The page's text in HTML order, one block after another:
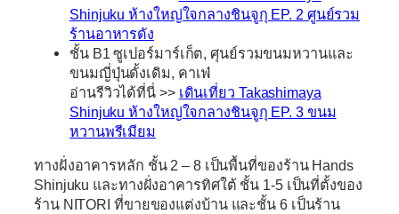
Shinjuku ห้างใหญ่ใจกลางชินจูกุ EP. 2 ศูนย์รวม
ร้านอาหารดัง
ชั้น B1 ซูเปอร์มาร์เก็ต, ศุนย์รวมขนมหวานและ
ขนมญี่ปุ่นดั้งเดิม, คาเฟ่
อ่านรีวิวได้ที่นี่ >> เดินเที่ยว Takashimaya
Shinjuku ห้างใหญ่ใจกลางชินจูกุ EP. 3 ขนม
หวานพรีเมียม
ทางฝั่งอาคารหลัก ชั้น 2 – 8 เป็นพื้นที่ของร้าน Hands
Shinjuku และทางฝั่งอาคารทิศใต้ ชั้น 1-5 เป็นที่ตั้งของ
ร้าน NITORI ที่ขายของแต่งบ้าน และชั้น 6 เป็นร้าน